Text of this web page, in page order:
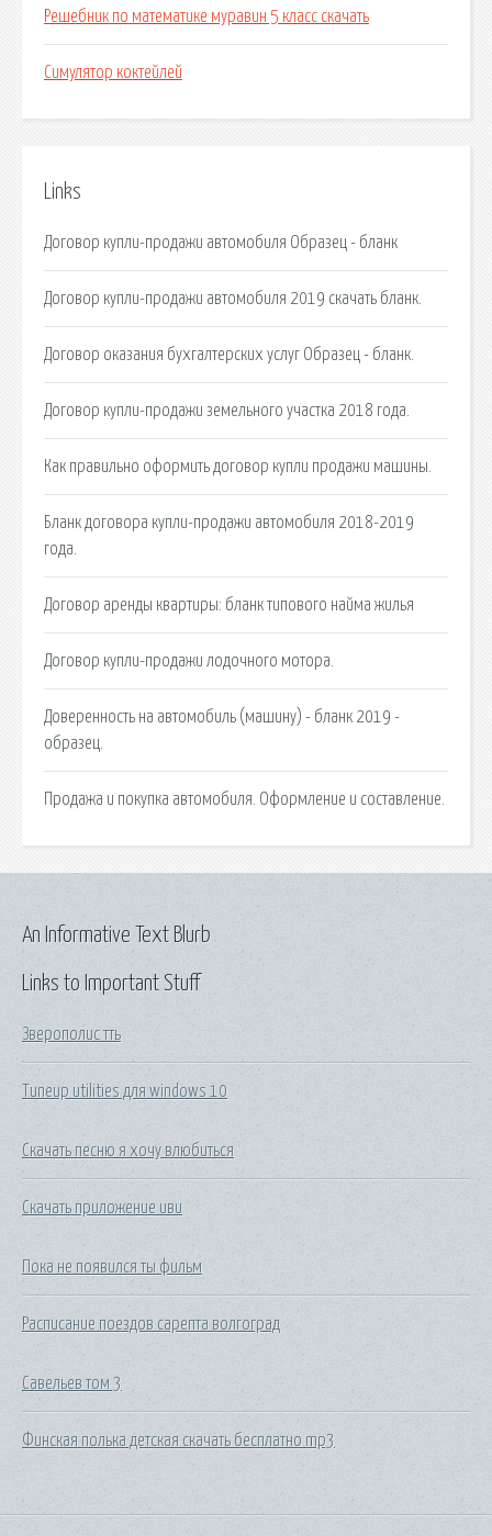
Решебник по математике муравин 5 класс скачать
Симулятор коктейлей
Links
Договор купли-продажи автомобиля Образец - бланк
Договор купли-продажи автомобиля 2019 скачать бланк.
Договор оказания бухгалтерских услуг Образец - бланк.
Договор купли-продажи земельного участка 2018 года.
Как правильно оформить договор купли продажи машины.
Бланк договора купли-продажи автомобиля 2018-2019
года.
Договор аренды квартиры: бланк типового найма жилья
Договор купли-продажи лодочного мотора.
Доверенность на автомобиль (машину) - бланк 2019 -
образец.
Продажа и покупка автомобиля. Оформление и составление.
Links to Important Stuff
Зверополис тть
Tuneup utilities для windows 10
Скачать песню я хочу влюбиться
Скачать приложение иви
Пока не появился ты фильм
Расписание поездов сарепта волгоград
Савельев том 3
Финская полька детская скачать бесплатно mp3
An Informative Text Blurb